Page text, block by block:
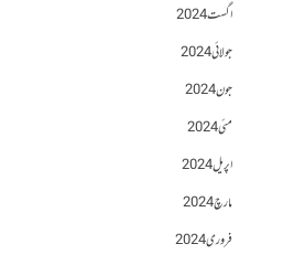
اگست 2024
جولائی 2024
جون 2024
مئی 2024
اپریل 2024
مارچ 2024
فروری 2024